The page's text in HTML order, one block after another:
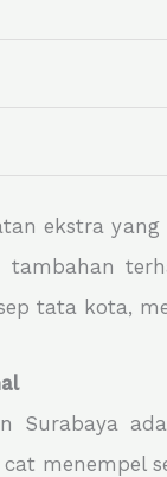
ekstra
tata kota,
Surabaya